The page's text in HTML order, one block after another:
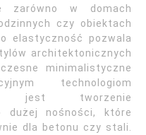
zarówno w domach
czy obiektach
elastyczność pozwala
architektonicznych
minimalistyczne
technologiom
jest tworzenie
dużej nośności, które
dla betonu czy stali.